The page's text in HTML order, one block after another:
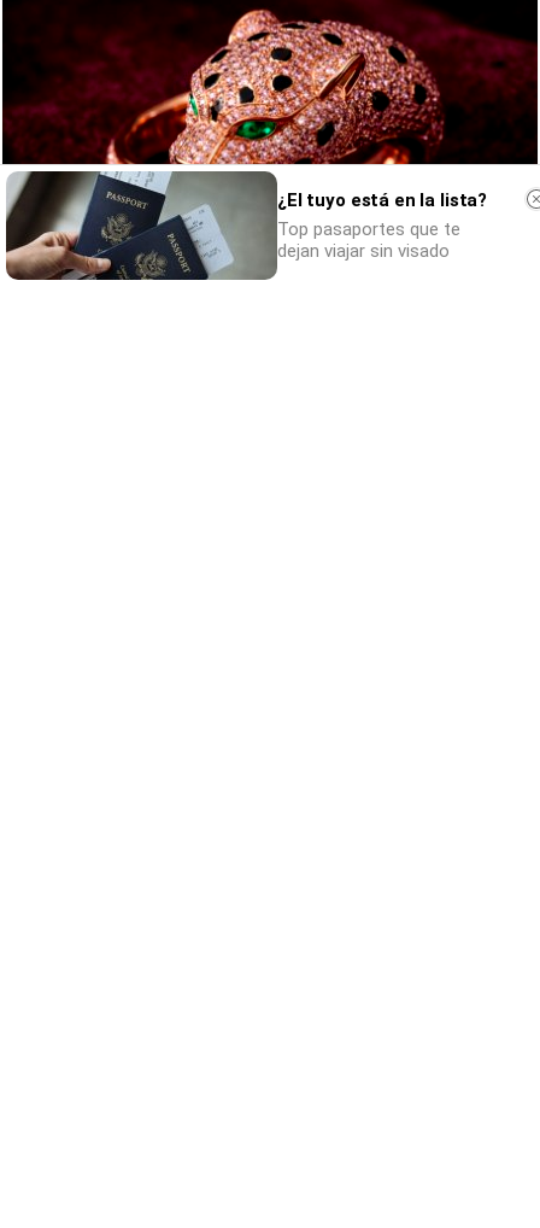
¿El tuyo está en la lista?
Top pasaportes que te
dejan viajar sin visado